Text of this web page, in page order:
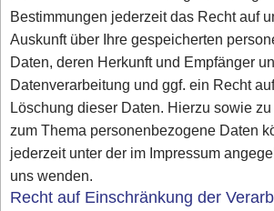
Bestimmungen jederzeit das Recht auf
Auskunft über Ihre gespeicherten
Daten, deren Herkunft und Empfänger
Datenverarbeitung und ggf. ein Recht
Löschung dieser Daten. Hierzu sowie
zum Thema personenbezogene Daten
jederzeit unter der im Impressum
uns wenden.
Recht auf Einschränkung der